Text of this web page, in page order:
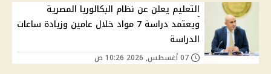
التعليم يعلن عن نظام البكالوريا المصرية
ويعتمد دراسة 7 مواد خلال عامين وزيادة ساعات
الدراسة